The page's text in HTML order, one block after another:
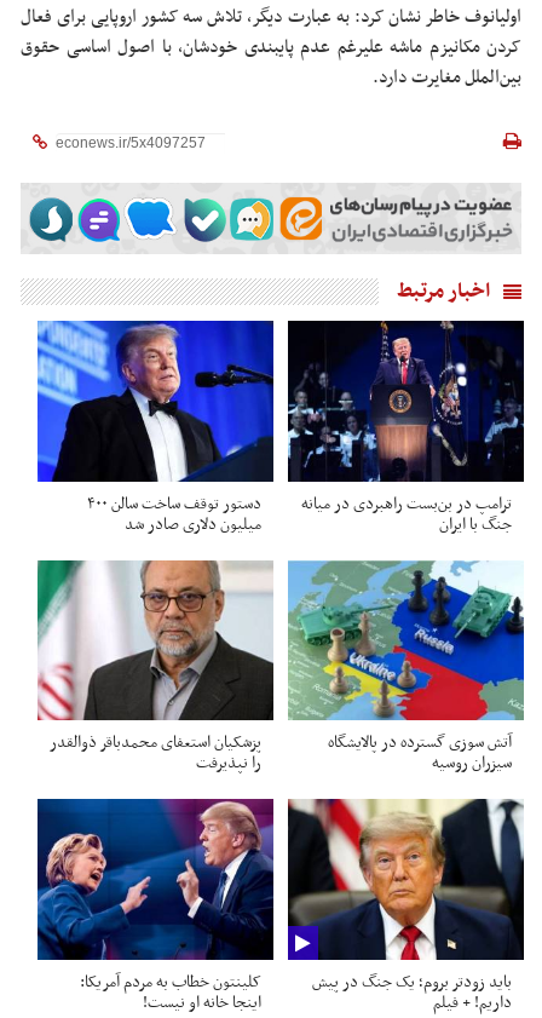
اولیانوف خاطر نشان کرد: به عبارت دیگر، تلاش سه کشور اروپایی برای فعال
کردن مکانیزم ماشه علیرغم عدم پایبندی خودشان، با اصول اساسی حقوق
بین‌الملل مغایرت دارد.
اخبار مرتبط
ترامپ در بن‌بست راهبردی در میانه
جنگ با ایران
دستور توقف ساخت سالن ۴۰۰
میلیون دلاری صادر شد
آتش سوزی گسترده در پالایشگاه
سیزران روسیه
پزشکیان استعفای محمدباقر ذوالقدر
را نپذیرفت
باید زودتر بروم؛ یک جنگ در پیش
داریم! + فیلم
کلینتون خطاب به مردم آمریکا:
اینجا خانه او نیست!